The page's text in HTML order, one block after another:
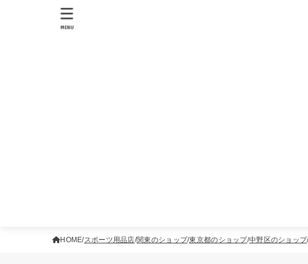
MENU
HOME スポーツ用品店 関東のショップ 東京都のショップ 中野区のショップ